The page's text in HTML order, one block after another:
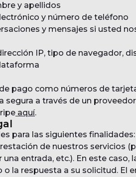
y apellidos
y número de teléfono
y mensajes si usted
IP, tipo de navegador,
pago como números de
segura a través de un
aquí.
para las siguientes finalidades:
de nuestros servicios
entrada, etc.). En este
o la respuesta a su solicitud. El